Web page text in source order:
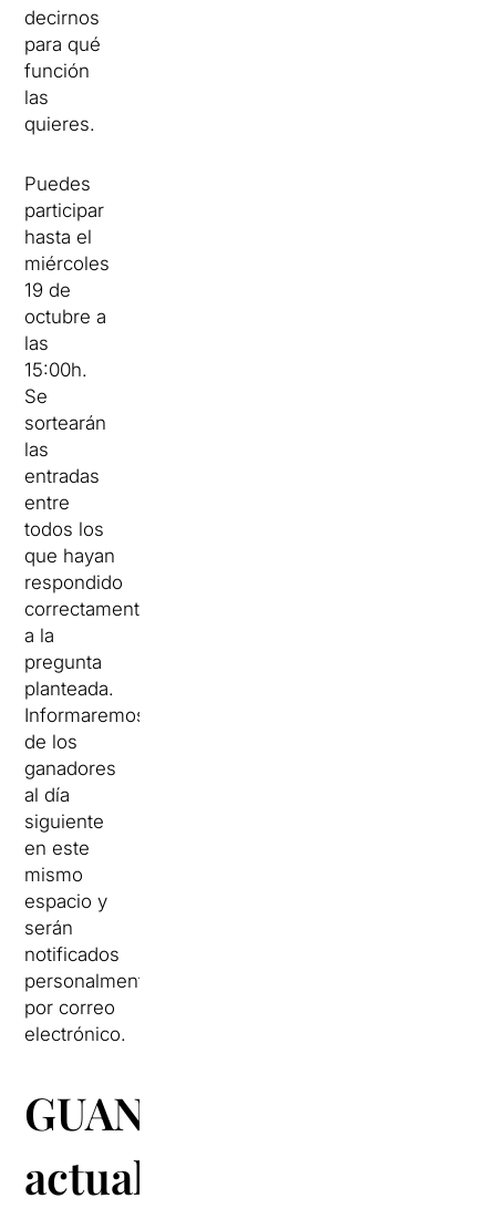
decirnos
para qué
función
las
quieres.
Puedes
participar
hasta el
miércoles
19 de
octubre a
las
15:00h.
Se
sortearán
las
entradas
entre
todos los
que hayan
respondido
correctamente
a la
pregunta
planteada.
Informaremos
de los
ganadores
al día
siguiente
en este
mismo
espacio y
serán
notificados
personalmente
por correo
electrónico.
GUANYADORS:
actualitzat!